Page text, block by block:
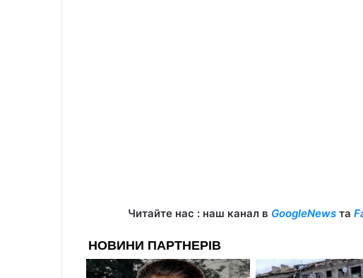
Читайте нас : наш канал в GoogleNewsта